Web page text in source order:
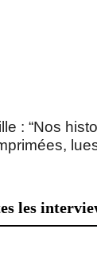
: “Nos
les